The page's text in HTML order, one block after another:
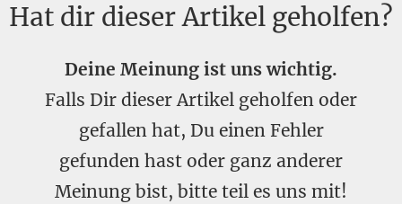
Hat dir dieser Artikel geholfen?
Deine Meinung ist uns wichtig.
Falls Dir dieser Artikel geholfen oder
gefallen hat, Du einen Fehler
gefunden hast oder ganz anderer
Meinung bist, bitte teil es uns mit!